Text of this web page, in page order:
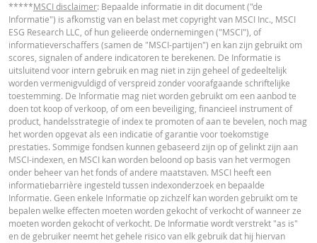
werkelijkheid wordt bij Turbo's op de stop loss reset datum, bij toepasselijke
eventuele ex-dividendnoteringen, bij eventuele specifieke corporate actions
indien toepasselijk, bij het doorrollen van futures aangepast. De invloed van
periodiek doorrollen van futures wordt ook in de calculator buiten
gelaten. Ook door afrondingen kunnen getoonde waarden afwijken van de
ontwikkelingen van waarden in de werkelijkheid.
BNP Paribas treedt niet op als uw juridisch of fiscaal adviseur, accountant of
beleggingsadviseur en heeft op geen enkele wijze een fiduciaire verplichting
tegenover u in verband met de calculator en/of in verband met eventuele
transacties in door BNP Paribas uitgegeven producten of andere
transacties. U mag niet op BNP Paribas vertrouwen voor beleggingsadvies
aanbevelingen, ongeacht van welke aard. Hoewel de getoonde koersen zijn
gebaseerd op betrouwbaar geachte informatie, wordt de juistheid of
volledigheid hiervan niet gegarandeerd. BNP Paribas biedt geen garanties
betrekking tot de informatie verstrekt door de calculator en aanvaardt geen
enkele aansprakelijkheid voor directe, indirecte, bijzondere, incidentele,
immateriële of gevolgschade (met inbegrip van winstderving) die op
RECENTE KOERSINFORMATIE
Latest Product Quotes
*****MSCI disclaimer: Bepaalde informatie in dit document ("de
Informatie") is afkomstig van en belast met copyright van MSCI Inc., MSCI
ESG Research LLC, of hun gelieerde ondernemingen ("MSCI"), of
informatieverschaffers (samen de "MSCI-partijen") en kan zijn gebruikt om
scores, signalen of andere indicatoren te berekenen. De Informatie is
uitsluitend voor intern gebruik en mag niet in zijn geheel of gedeeltelijk
worden vermenigvuldigd of verspreid zonder voorafgaande schriftelijke
toestemming. De Informatie mag niet worden gebruikt om een aanbod te
doen tot koop of verkoop, of om een beveiliging, financieel instrument of
product, handelsstrategie of index te promoten of aan te bevelen, noch mag
het worden opgevat als een indicatie of garantie voor toekomstige
prestaties. Sommige fondsen kunnen gebaseerd zijn op of gelinkt zijn aan
MSCI-indexen, en MSCI kan worden beloond op basis van het vermogen
onder beheer van het fonds of andere maatstaven. MSCI heeft een
informatiebarrière ingesteld tussen indexonderzoek en bepaalde
Informatie. Geen enkele Informatie op zichzelf kan worden gebruikt om te
bepalen welke effecten moeten worden gekocht of verkocht of wanneer ze
moeten worden gekocht of verkocht. De Informatie wordt verstrekt "as is"
en de gebruiker neemt het gehele risico van elk gebruik dat hij hiervan